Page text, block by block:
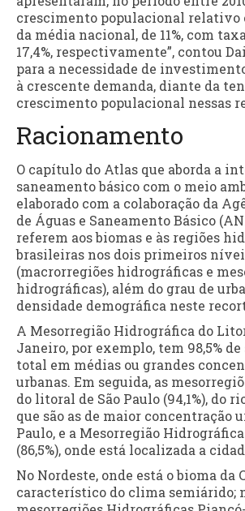
crescimento populacional relativo
da média nacional, de 11%, com
17,4%, respectivamente”, contou
para a necessidade de
à crescente demanda, diante da
crescimento populacional nessas
Racionamento
O capítulo do Atlas que aborda a
saneamento básico com o meio
elaborado com a colaboração da
de Águas e Saneamento Básico
referem aos biomas e às regiões
brasileiras nos dois primeiros
(macrorregiões hidrográficas e
hidrográficas), além do grau de
densidade demográfica neste
A Mesorregião Hidrográfica do
Janeiro, por exemplo, tem 98,5%
total em médias ou grandes
urbanas. Em seguida, as
do litoral de São Paulo (94,1%), do
que são as de maior concentração
Paulo, e a Mesorregião
(86,5%), onde está localizada a
No Nordeste, onde está o bioma da
característico do clima semiárido;